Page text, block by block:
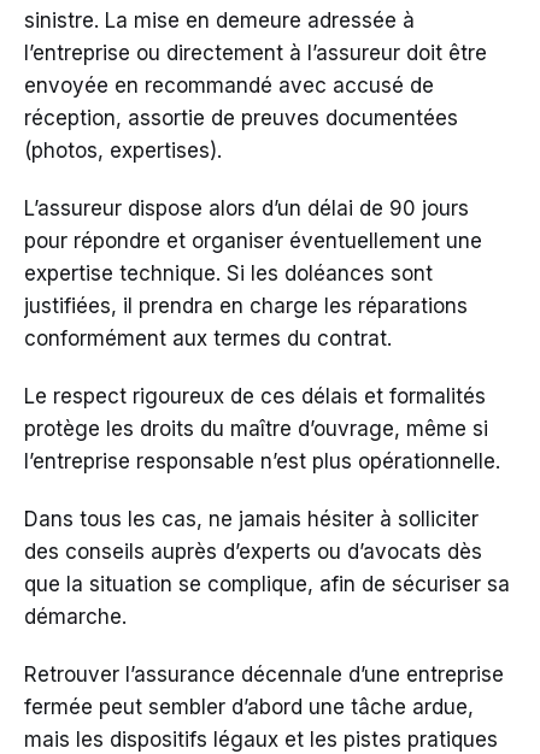
sinistre. La mise en demeure adressée à
l’entreprise ou directement à l’assureur doit être
envoyée en recommandé avec accusé de
réception, assortie de preuves documentées
(photos, expertises).
L’assureur dispose alors d’un délai de 90 jours
pour répondre et organiser éventuellement une
expertise technique. Si les doléances sont
justifiées, il prendra en charge les réparations
conformément aux termes du contrat.
Le respect rigoureux de ces délais et formalités
protège les droits du maître d’ouvrage, même si
l’entreprise responsable n’est plus opérationnelle.
Dans tous les cas, ne jamais hésiter à solliciter
des conseils auprès d’experts ou d’avocats dès
que la situation se complique, afin de sécuriser sa
démarche.
Retrouver l’assurance décennale d’une entreprise
fermée peut sembler d’abord une tâche ardue,
mais les dispositifs légaux et les pistes pratiques